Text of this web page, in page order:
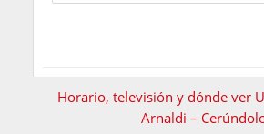
Horario, televisión y dónde ver
Arnaldi –